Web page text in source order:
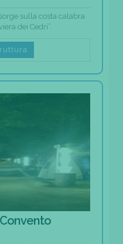
sulla costa calabra
dei Cedri”.